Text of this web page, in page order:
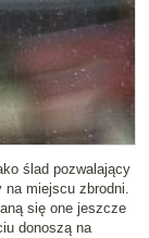
ślad pozwalający
na miejscu zbrodni.
się one jeszcze
donoszą na